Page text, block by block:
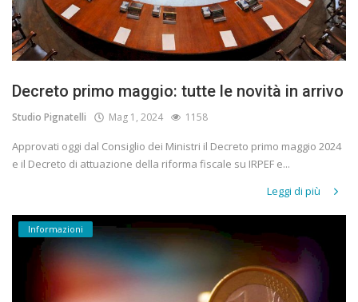
Decreto primo maggio: tutte le novità in arrivo
Studio Pignatelli Mag 1, 2024 1158
Approvati oggi dal Consiglio dei Ministri il Decreto primo maggio 2024
e il Decreto di attuazione della riforma fiscale su IRPEF e...
Leggi di più
Informazioni